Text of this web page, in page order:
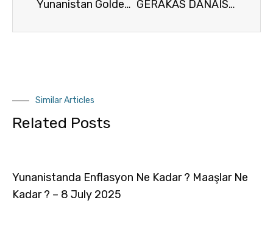
Yunanistan Golden Visa: Atina’nın Merkezinde 45 m² Yenilenmiş Daire! 🇬🇷 GERAKAS DANAIS HARMONY RESIDENCE | Atina’da Golden Visa ile Avrupa’da Yeni Bir Hayat!
Similar Articles
Related Posts
Yunanistanda Enflasyon Ne Kadar ? Maaşlar Ne
Kadar ? – 8 July 2025